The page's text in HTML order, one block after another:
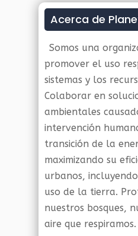
Acerca de
Somos una
promover el uso
sistemas y los
Colaborar en
ambientales
intervención
transición de la
maximizando su
urbanos,
uso de la tierra.
nuestros bosques,
aire que